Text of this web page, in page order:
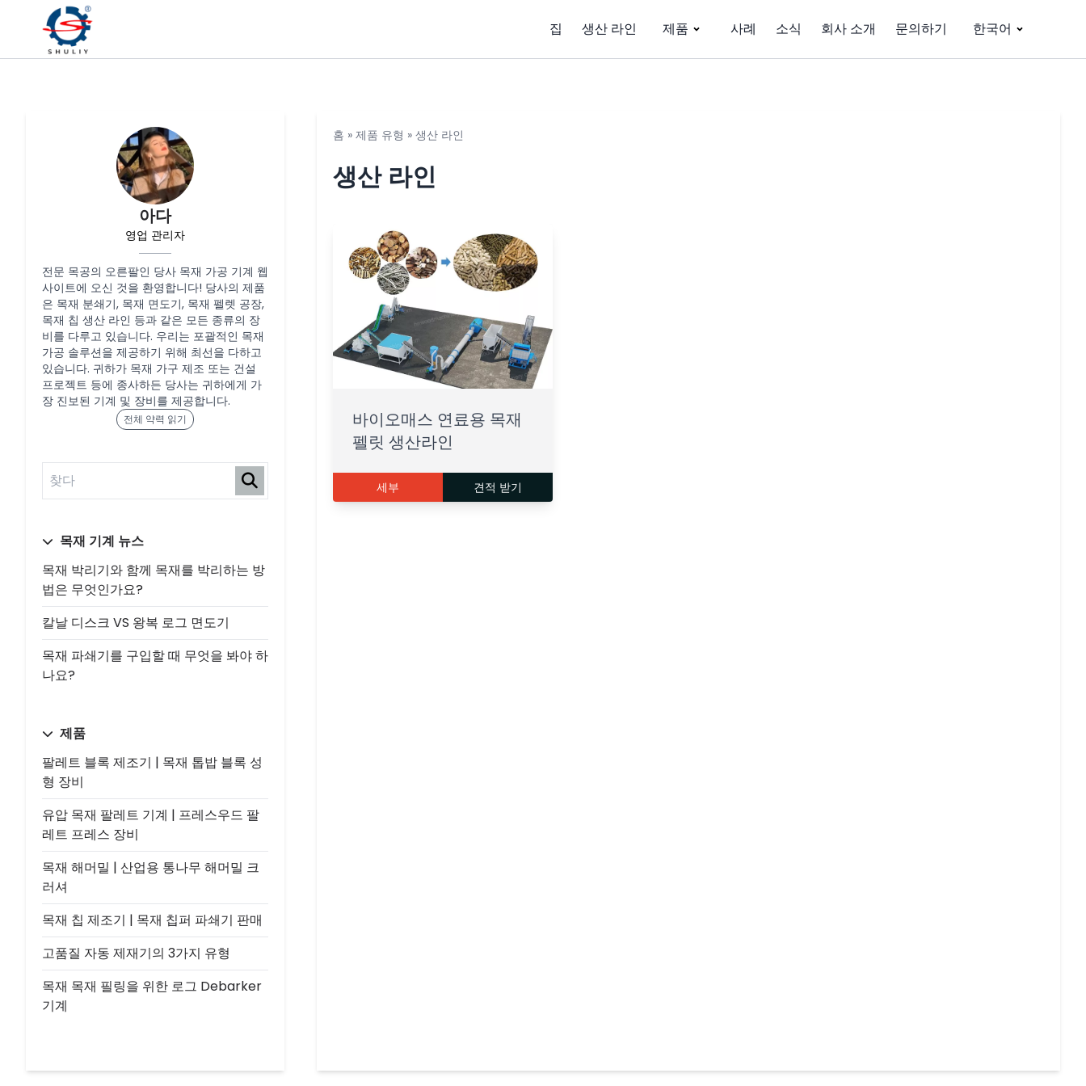
집 생산 라인 제품 사례 소식 회사 소개 문의하기 한국어
아다
영업 관리자
전문 목공의 오른팔인 당사 목재 가공 기계 웹
사이트에 오신 것을 환영합니다! 당사의 제품
은 목재 분쇄기, 목재 면도기, 목재 펠렛 공장,
목재 칩 생산 라인 등과 같은 모든 종류의 장
비를 다루고 있습니다. 우리는 포괄적인 목재
가공 솔루션을 제공하기 위해 최선을 다하고
있습니다. 귀하가 목재 가구 제조 또는 건설
프로젝트 등에 종사하든 당사는 귀하에게 가
장 진보된 기계 및 장비를 제공합니다.
전체 약력 읽기
목재 기계 뉴스
목재 박리기와 함께 목재를 박리하는 방
법은 무엇인가요?
칼날 디스크 VS 왕복 로그 면도기
목재 파쇄기를 구입할 때 무엇을 봐야 하
나요?
제품
팔레트 블록 제조기 | 목재 톱밥 블록 성
형 장비
유압 목재 팔레트 기계 | 프레스우드 팔
레트 프레스 장비
목재 해머밀 | 산업용 통나무 해머밀 크
러셔
목재 칩 제조기 | 목재 칩퍼 파쇄기 판매
고품질 자동 제재기의 3가지 유형
목재 목재 필링을 위한 로그 Debarker
기계
홈 » 제품 유형 » 생산 라인
생산 라인
바이오매스 연료용 목재
펠릿 생산라인
세부 견적 받기